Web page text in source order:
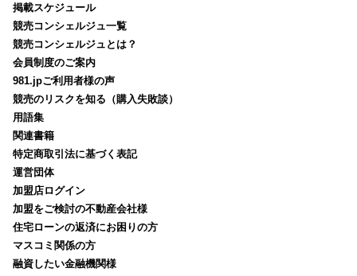
掲載スケジュール
競売コンシェルジュ一覧
競売コンシェルジュとは？
会員制度のご案内
981.jpご利用者様の声
競売のリスクを知る（購入失敗談）
用語集
関連書籍
特定商取引法に基づく表記
運営団体
加盟店ログイン
加盟をご検討の不動産会社様
住宅ローンの返済にお困りの方
マスコミ関係の方
融資したい金融機関様